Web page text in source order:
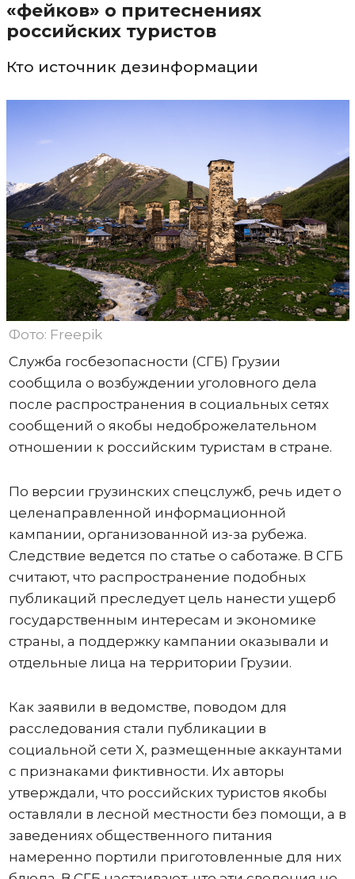
«фейков» о притеснениях
российских туристов
Кто источник дезинформации
Фото: Freepik
Служба госбезопасности (СГБ) Грузии
сообщила о возбуждении уголовного дела
после распространения в социальных сетях
сообщений о якобы недоброжелательном
отношении к российским туристам в стране.
По версии грузинских спецслужб, речь идет о
целенаправленной информационной
кампании, организованной из-за рубежа.
Следствие ведется по статье о саботаже. В СГБ
считают, что распространение подобных
публикаций преследует цель нанести ущерб
государственным интересам и экономике
страны, а поддержку кампании оказывали и
отдельные лица на территории Грузии.
Как заявили в ведомстве, поводом для
расследования стали публикации в
социальной сети X, размещенные аккаунтами
с признаками фиктивности. Их авторы
утверждали, что российских туристов якобы
оставляли в лесной местности без помощи, а в
заведениях общественного питания
намеренно портили приготовленные для них